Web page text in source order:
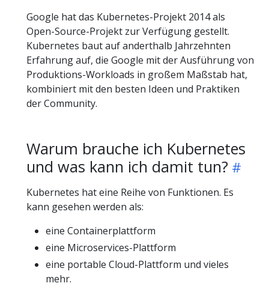
Google hat das Kubernetes-Projekt 2014 als
Open-Source-Projekt zur Verfügung gestellt.
Kubernetes baut auf anderthalb Jahrzehnten
Erfahrung auf, die Google mit der Ausführung von
Produktions-Workloads in großem Maßstab hat,
kombiniert mit den besten Ideen und Praktiken
der Community.
Warum brauche ich Kubernetes
und was kann ich damit tun?
Kubernetes hat eine Reihe von Funktionen. Es
kann gesehen werden als:
eine Containerplattform
eine Microservices-Plattform
eine portable Cloud-Plattform und vieles
mehr.